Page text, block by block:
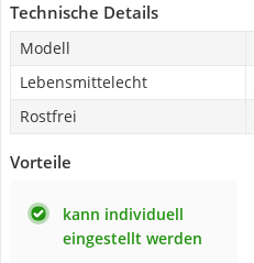
Technische Details
Modell
Lebensmittelecht
Rostfrei
Vorteile
kann individuell
eingestellt werden